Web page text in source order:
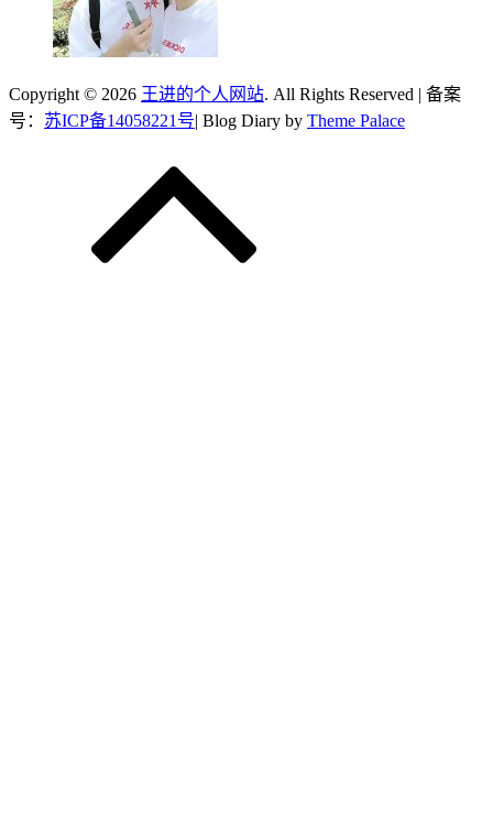
Copyright © 2026 王进的个人网站. All Rights Reserved | 备案
号： 苏ICP备14058221号| Blog Diary by Theme Palace